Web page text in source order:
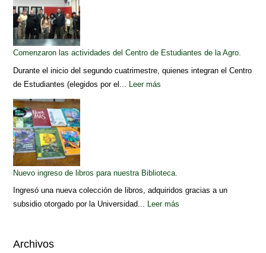
Comenzaron las actividades del Centro de Estudiantes de la Agro.
Durante el inicio del segundo cuatrimestre, quienes integran el Centro
de Estudiantes (elegidos por el... Leer más
Nuevo ingreso de libros para nuestra Biblioteca.
Ingresó una nueva colección de libros, adquiridos gracias a un
subsidio otorgado por la Universidad... Leer más
Archivos